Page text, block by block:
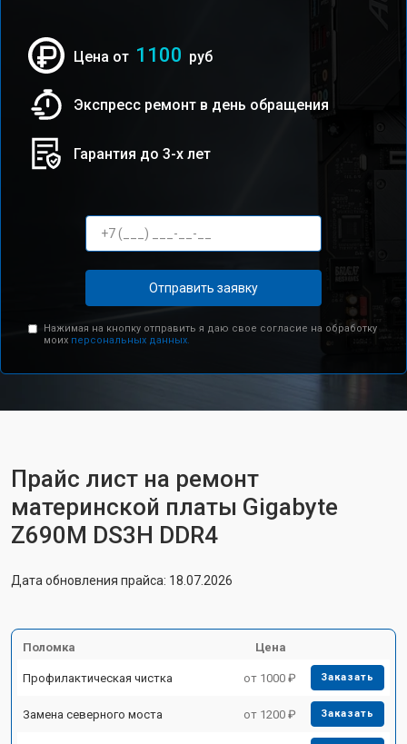
Цена от 1100 руб
Экспресс ремонт в день обращения
Гарантия до 3-х лет
Отправить заявку
Нажимая на кнопку отправить я даю свое согласие на обработку
моих персональных данных.
Прайс лист на ремонт
материнской платы Gigabyte
Z690M DS3H DDR4
Дата обновления прайса: 18.07.2026
Поломка Цена
Профилактическая чистка от 1000 ₽ Заказать
Замена северного моста от 1200 ₽ Заказать